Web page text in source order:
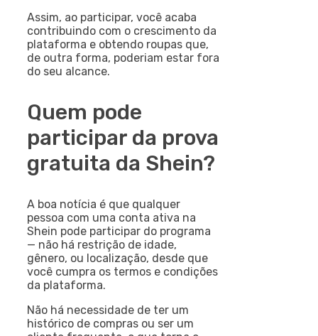
Assim, ao participar, você acaba
contribuindo com o crescimento da
plataforma e obtendo roupas que,
de outra forma, poderiam estar fora
do seu alcance.
Quem pode
participar da prova
gratuita da Shein?
A boa notícia é que qualquer
pessoa com uma conta ativa na
Shein pode participar do programa
— não há restrição de idade,
gênero, ou localização, desde que
você cumpra os termos e condições
da plataforma.
Não há necessidade de ter um
histórico de compras ou ser um